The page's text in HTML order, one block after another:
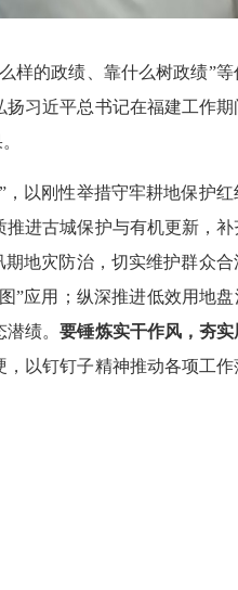
的政绩、靠什么树政绩”等
习近平总书记在福建工作
，以刚性举措守牢耕地保护
推进古城保护与有机更新，
地灾防治，切实维护群众
应用；纵深推进低效用地
潜绩。要锤炼实干作风，夯实
以钉钉子精神推动各项工